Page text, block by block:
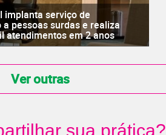
implanta serviço de
pessoas surdas e realiza
atendimentos em 2 anos
Ver outras
sua prática?